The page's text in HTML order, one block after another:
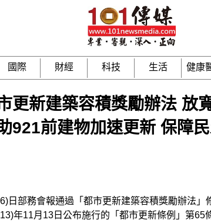
國際 財經 科技 生活 健康
更新建築容積獎勵辦法 放
921前建物加速更新 保障
日部務會報通過「都市更新建築容積獎勵辦法」
年11月13日公布施行的「都市更新條例」第65